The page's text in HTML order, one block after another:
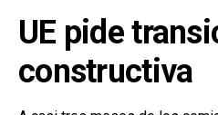
UE pide
constructiva